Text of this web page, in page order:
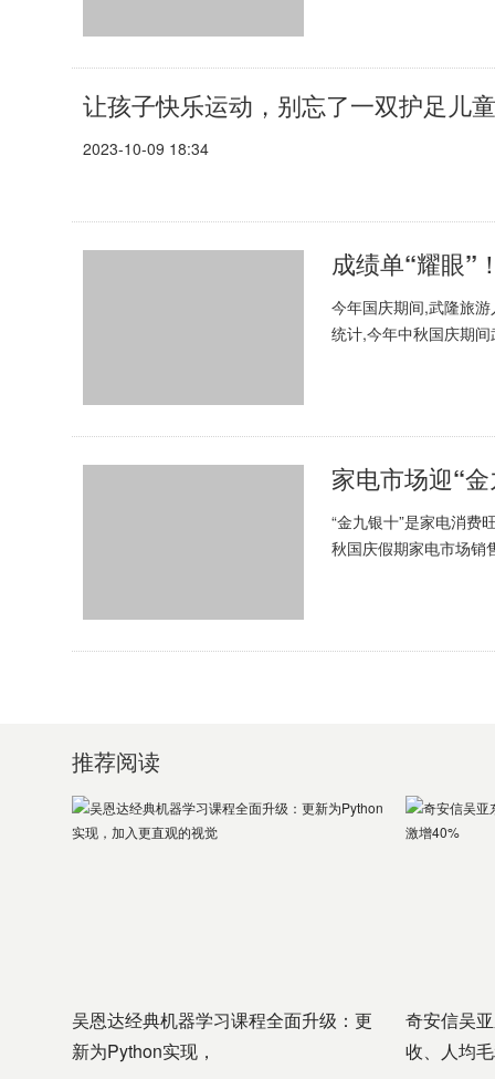
让孩子快乐运动，别忘了一双护足儿
2023-10-09 18:34
成绩单“耀眼”
今年国庆期间,武隆旅
统计,今年中秋国庆期
家电市场迎“
“金九银十”是家电消费
秋国庆假期家电市场销
推荐阅读
吴恩达经典机器学习课程全面升级：更
新为Python实现，
奇安信吴
收、人均